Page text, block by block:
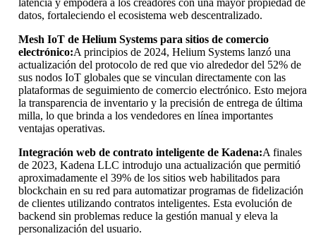
latencia y empodera a los creadores con una mayor propiedad de
datos, fortaleciendo el ecosistema web descentralizado.
Mesh IoT de Helium Systems para sitios de comercio
electrónico:A principios de 2024, Helium Systems lanzó una
actualización del protocolo de red que vio alrededor del 52% de
sus nodos IoT globales que se vinculan directamente con las
plataformas de seguimiento de comercio electrónico. Esto mejora
la transparencia de inventario y la precisión de entrega de última
milla, lo que brinda a los vendedores en línea importantes
ventajas operativas.
Integración web de contrato inteligente de Kadena:A finales
de 2023, Kadena LLC introdujo una actualización que permitió
aproximadamente el 39% de los sitios web habilitados para
blockchain en su red para automatizar programas de fidelización
de clientes utilizando contratos inteligentes. Esta evolución de
backend sin problemas reduce la gestión manual y eleva la
personalización del usuario.